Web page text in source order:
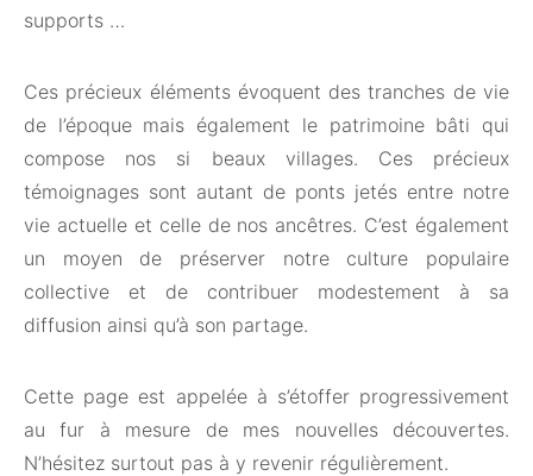
supports …
Ces précieux éléments évoquent des tranches de vie
de l’époque mais également le patrimoine bâti qui
compose nos si beaux villages. Ces précieux
témoignages sont autant de ponts jetés entre notre
vie actuelle et celle de nos ancêtres. C’est également
un moyen de préserver notre culture populaire
collective et de contribuer modestement à sa
diffusion ainsi qu’à son partage.
Cette page est appelée à s’étoffer progressivement
au fur à mesure de mes nouvelles découvertes.
N’hésitez surtout pas à y revenir régulièrement.